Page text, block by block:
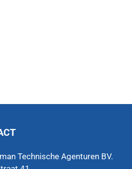
Technische Agenturen BV.